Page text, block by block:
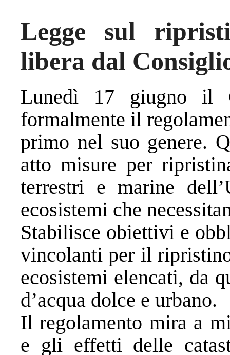
Legge sul
libera dal
Lunedì 17 giugno il
formalmente il
primo nel suo genere.
atto misure per
terrestri e marine
ecosistemi che
Stabilisce obiettivi e
vincolanti per il
ecosistemi elencati, da
d’acqua dolce e urbano.
Il regolamento mira a
e gli effetti delle